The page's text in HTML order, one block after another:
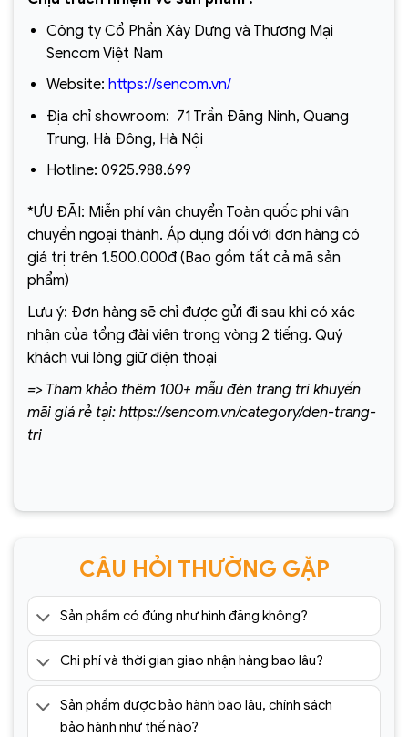
Công ty Cổ Phần Xây Dựng và Thương Mại
Sencom Việt Nam
Website: https://sencom.vn/
Địa chỉ showroom: 71 Trần Đăng Ninh, Quang
Trung, Hà Đông, Hà Nội
Hotline: 0925.988.699
*ƯU ĐÃI: Miễn phí vận chuyển Toàn quốc phí vận
chuyển ngoại thành. Áp dụng đối với đơn hàng có
giá trị trên 1.500.000đ (Bao gồm tất cả mã sản
phẩm)
Lưu ý: Đơn hàng sẽ chỉ được gửi đi sau khi có xác
nhận của tổng đài viên trong vòng 2 tiếng. Quý
khách vui lòng giữ điện thoại
=> Tham khảo thêm 100+ mẫu đèn trang trí khuyến
mãi giá rẻ tại: https://sencom.vn/category/den-trang-
tri
CÂU HỎI THƯỜNG GẶP
Sản phẩm có đúng như hình đăng không?
Chi phí và thời gian giao nhận hàng bao lâu?
Sản phẩm được bảo hành bao lâu, chính sách
bảo hành như thế nào?